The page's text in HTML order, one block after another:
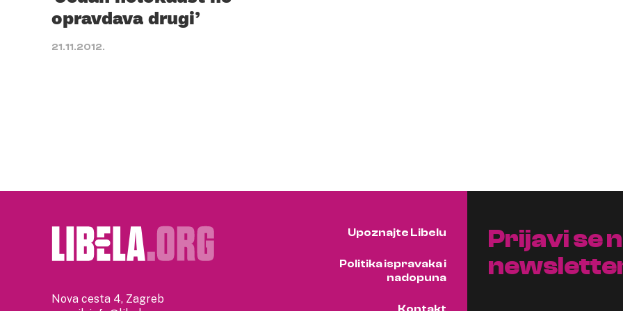
opravdava drugi’
21.11.2012.
Nova cesta 4, Zagreb
Upoznajte Libelu
Politika ispravaka i
nadopuna
Prijavi se